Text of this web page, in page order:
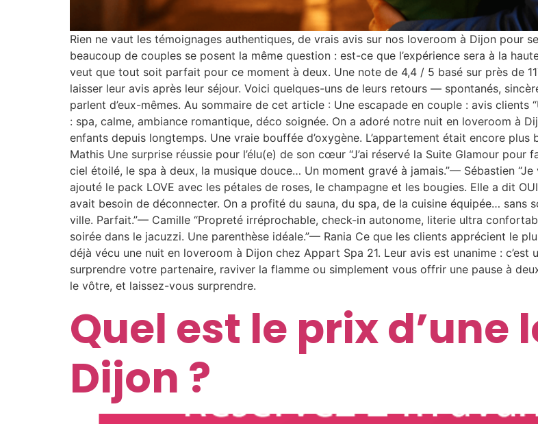
Rien ne vaut les témoignages authentiques, de vrais avis sur nos loveroom à Dijon pour
beaucoup de couples se posent la même question : est-ce que l’expérience sera à la
veut que tout soit parfait pour ce moment à deux. Une note de 4,4 / 5 basé sur près de
laisser leur avis après leur séjour. Voici quelques-uns de leurs retours — spontanés,
parlent d’eux-mêmes. Au sommaire de cet article : Une escapade en couple : avis
: spa, calme, ambiance romantique, déco soignée. On a adoré notre nuit en loveroom à
enfants depuis longtemps. Une vraie bouffée d’oxygène. L’appartement était encore
Mathis Une surprise réussie pour l’élu(e) de son cœur “J’ai réservé la Suite Glamour
ciel étoilé, le spa à deux, la musique douce… Un moment gravé à jamais.”— Sébastien
ajouté le pack LOVE avec les pétales de roses, le champagne et les bougies. Elle a dit
avait besoin de déconnecter. On a profité du sauna, du spa, de la cuisine équipée…
ville. Parfait.”— Camille “Propreté irréprochable, check-in autonome, literie ultra
soirée dans le jacuzzi. Une parenthèse idéale.”— Rania Ce que les clients apprécient le
déjà vécu une nuit en loveroom à Dijon chez Appart Spa 21. Leur avis est unanime :
surprendre votre partenaire, raviver la flamme ou simplement vous offrir une pause à
le vôtre, et laissez-vous surprendre.
Quel est le prix d’une
Dijon ?